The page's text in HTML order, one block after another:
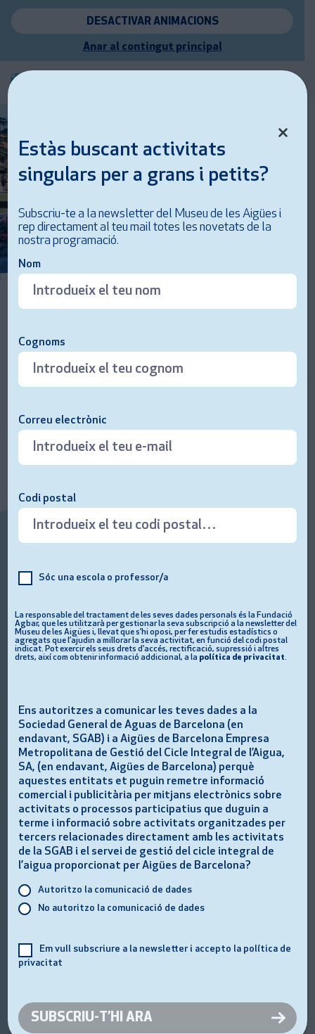
Anar al contingut principal
DESACTIVAR ANIMACIONS
L’espai i l’exposició permanent
Al Museu de les Aigües, educació i
patrimoni històric únic i singular, amb
més de cent anys d’història, on el
modernisme juga un paper fonamental.
Un edifici que és patrimoni
El Museu ocupa un dels edificis modernistes de la
des de Josep Amargós i Samaranch fins a Antoni Gaudí.
Anterior imatge Següent imatge
Estàs buscant activitats
singulars per a grans i petits?
Subscriu-te a la newsletter del Museu de les Aigües i
rep directament al teu mail totes les novetats de la
nostra programació.
Nom
Cognoms
Correu electrònic
Codi postal
Sóc una escola o professor/a
La responsable del tractament de les seves dades personals és la Fundació
Agbar, que les utilitzarà per gestionar la seva subscripció a la newsletter del
Museu de les Aigües i, llevat que s’hi oposi, per fer estudis estadístics o
agregats que l’ajudin a millorar la seva activitat, en funció del codi postal
indicat. Pot exercir els seus drets d’accés, rectificació, supressió i altres
drets, així com obtenir informació addicional, a la política de privacitat.
Ens autoritzes a comunicar les teves dades a la
Sociedad General de Aguas de Barcelona (en
endavant, SGAB) i a Aigües de Barcelona Empresa
Metropolitana de Gestió del Cicle Integral de l’Aigua,
SA, (en endavant, Aigües de Barcelona) perquè
aquestes entitats et puguin remetre informació
comercial i publicitària per mitjans electrònics sobre
activitats o processos participatius que duguin a
terme i informació sobre activitats organitzades per
tercers relacionades directament amb les activitats
de la SGAB i el servei de gestió del cicle integral de
l’aigua proporcionat per Aigües de Barcelona?
Autoritzo la comunicació de dades
No autoritzo la comunicació de dades
Em vull subscriure a la newsletter i accepto la política de
privacitat